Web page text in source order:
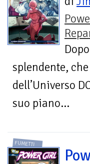
splendente,
dell’Universo
suo piano...
FUMETTI